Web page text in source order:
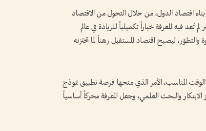
اقتصاد الدول، من خلال التحول من الاقتصاد
لم تُعد فيه المعرفة خياراً تكميلياً للريادة في عالم
ليصبح اقتصاد المستقبل رهناً لما تختزنه
الوقت المناسب، الأمر الذي منحها فرصة تطبيق نموذج
والبحث العلمي، وجعل المعرفة محركاً أساسياً